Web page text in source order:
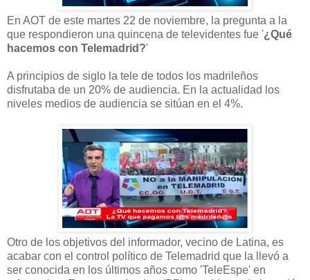
En AOT de este martes 22 de noviembre, la pregunta a la
que respondieron una quincena de televidentes fue '¿Qué
hacemos con Telemadrid?'
A principios de siglo la tele de todos los madrileños
disfrutaba de un 20% de audiencia. En la actualidad los
niveles medios de audiencia se sitúan en el 4%.
Otro de los objetivos del informador, vecino de Latina, es
acabar con el control político de Telemadrid que la llevó a
ser conocida en los últimos años como 'TeleEspe' en